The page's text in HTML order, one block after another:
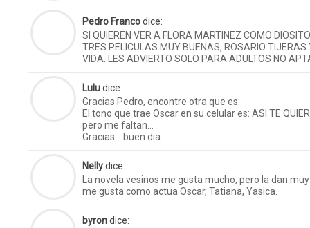
Pedro Francodice:
SI QUIEREN VER A FLORA MARTINEZ COMO
TRES PELICULAS MUY BUENAS, ROSARIO TIJERAS
VIDA. LES ADVIERTO SOLO PARA ADULTOS NO
Luludice:
Gracias Pedro, encontre otra que es:
El tono que trae Oscar en su celular es: ASI TE
pero me faltan…
Gracias… buen dia
Nellydice:
La novela vesinos me gusta mucho, pero la dan
me gusta como actua Oscar, Tatiana, Yasica.
byrondice: